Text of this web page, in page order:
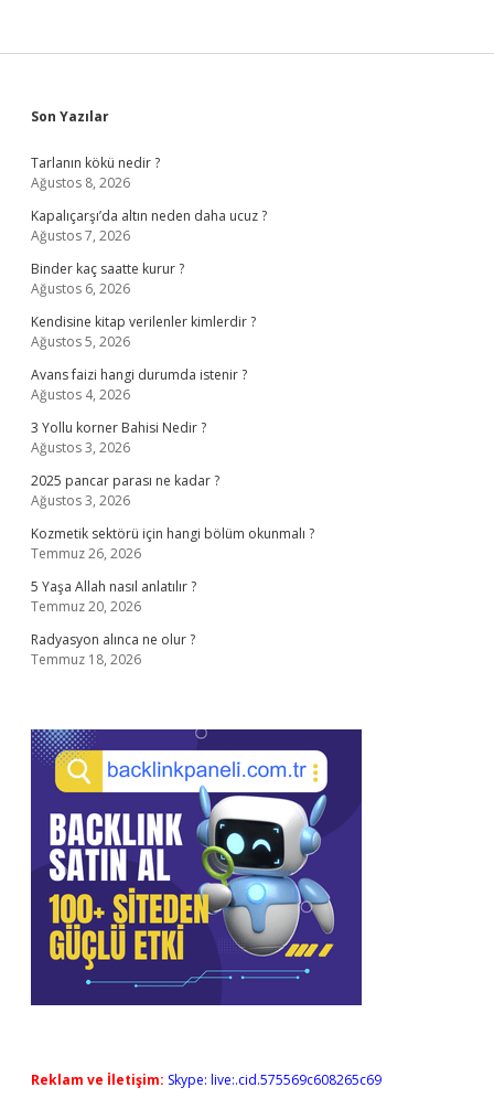
Sidebar
Son Yazılar
Tarlanın kökü nedir ?
Ağustos 8, 2026
Kapalıçarşı’da altın neden daha ucuz ?
Ağustos 7, 2026
Binder kaç saatte kurur ?
Ağustos 6, 2026
Kendisine kitap verilenler kimlerdir ?
Ağustos 5, 2026
Avans faizi hangi durumda istenir ?
Ağustos 4, 2026
3 Yollu korner Bahisi Nedir ?
Ağustos 3, 2026
2025 pancar parası ne kadar ?
Ağustos 3, 2026
Kozmetik sektörü için hangi bölüm okunmalı ?
Temmuz 26, 2026
5 Yaşa Allah nasıl anlatılır ?
Temmuz 20, 2026
Radyasyon alınca ne olur ?
Temmuz 18, 2026
Reklam ve İletişim: Skype: live:.cid.575569c608265c69